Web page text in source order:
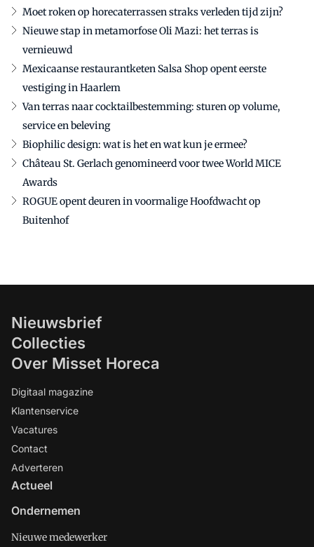
Moet roken op horecaterrassen straks verleden tijd zijn?
Nieuwe stap in metamorfose Oli Mazi: het terras is
vernieuwd
Mexicaanse restaurantketen Salsa Shop opent eerste
vestiging in Haarlem
Van terras naar cocktailbestemming: sturen op volume,
service en beleving
Biophilic design: wat is het en wat kun je ermee?
Château St. Gerlach genomineerd voor twee World MICE
Awards
ROGUE opent deuren in voormalige Hoofdwacht op
Buitenhof
Nieuwsbrief
Collecties
Over Misset Horeca
Digitaal magazine
Klantenservice
Vacatures
Contact
Adverteren
Actueel
Ondernemen
Nieuwe medewerker